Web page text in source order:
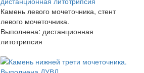
Камень левого мочеточника, стент
левого мочеточника.
Выполнена: дистанционная
литотрипсия